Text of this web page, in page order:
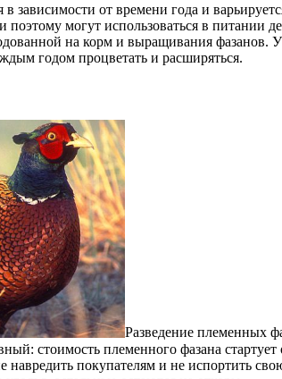
в зависимости от времени года и
могут использоваться в питании
на корм и выращивания фазанов.
годом процветать и расширяться.
Разведение племенных
стоимость племенного фазана
покупателям и не испортить